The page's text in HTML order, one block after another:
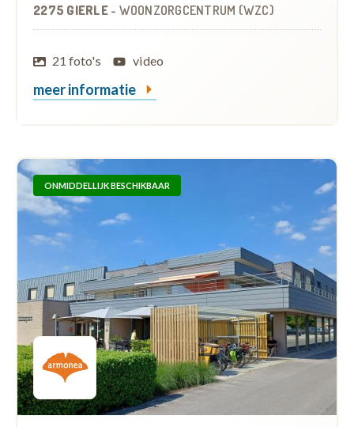
2275 GIERLE - WOONZORGCENTRUM (WZC)
21 foto's video
meer informatie
ONMIDDELLIJK BESCHIKBAAR